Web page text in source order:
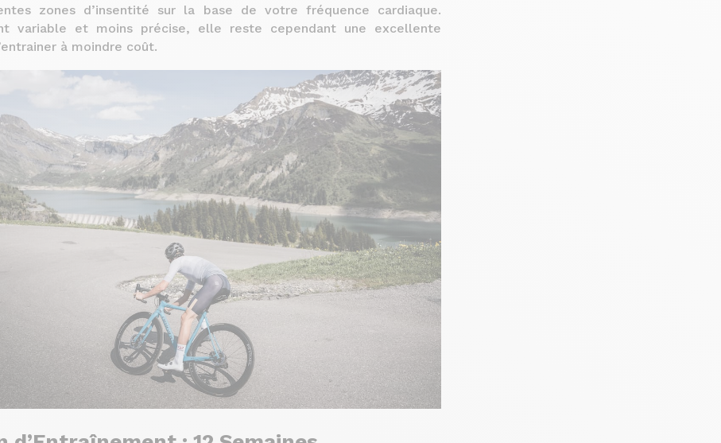
zones d’insentité sur la base de votre fréquence cardiaque.
variable et moins précise, elle reste cependant une excellente
à moindre coût.